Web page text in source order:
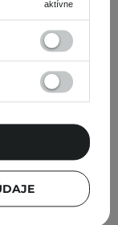
- Proteínová
- 100ml
aktívne